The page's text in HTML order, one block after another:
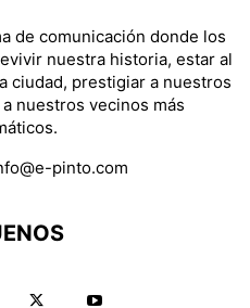
de comunicación donde los
nuestra historia, estar al
ciudad, prestigiar a nuestros
nuestros vecinos más
pinto.com